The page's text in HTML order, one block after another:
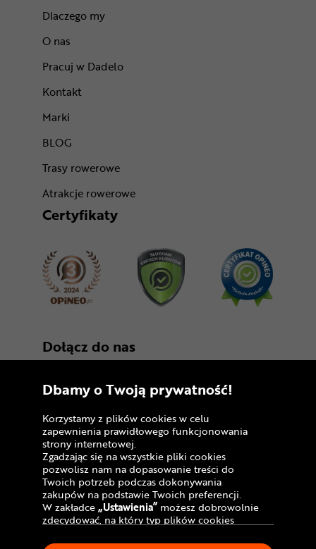
Dlaczego my
O nas
Pracuj w Dadelo
Kontakt
Marki
BLOG
Trasy rowerowe
Atrakcje rowerowe
Certyfikaty
Dołącz do nas
Copyright © 2005 - 2026
Polityka prywatności i zasady korzystania z
serwisu
Informacja o plikach cookies
Dbamy o Twoją prywatność!
Korzystamy z plików cookies w celu
zapewnienia prawidłowego funkcjonowania
strony internetowej.
Zgadzając się na wszystkie pliki cookies
pozwolisz nam na dopasowanie treści do
Twoich potrzeb podczas dokonywania
zakupów na podstawie Twoich preferencji.
W zakładce„Ustawienia” możesz dobrowolnie
zdecydować, na który typ plików cookies
Klikając„Akceptuję”, wyrażasz zgodę na